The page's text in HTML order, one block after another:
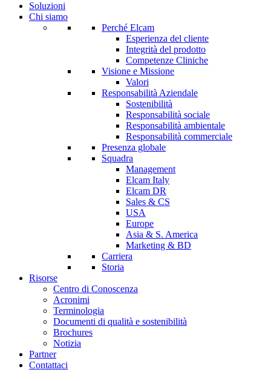
Soluzioni
Chi siamo
Perché Elcam
Esperienza del cliente
Integrità del prodotto
Competenze Cliniche
Visione e Missione
Valori
Responsabilità Aziendale
Sostenibilità
Responsabilità sociale
Responsabilità ambientale
Responsabilità commerciale
Presenza globale
Squadra
Management
Elcam Italy
Elcam DR
Sales & CS
USA
Europe
Asia & S. America
Marketing & BD
Carriera
Storia
Risorse
Centro di Conoscenza
Acronimi
Terminologia
Documenti di qualità e sostenibilità
Brochures
Notizia
Partner
Contattaci